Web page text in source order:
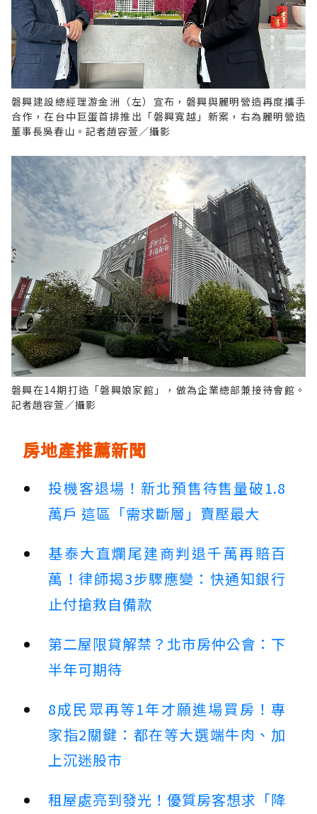
磐興建設總經理游金洲（左）宣布，磐興與麗明營造再度攜手
合作，在台中巨蛋首排推出「磐興寬越」新案，右為麗明營造
董事長吳春山。記者趙容萱／攝影
磐興在14期打造「磐興娘家館」，做為企業總部兼接待會館。
記者趙容萱／攝影
房地產推薦新聞
投機客退場！新北預售待售量破1.8
萬戶 這區「需求斷層」賣壓最大
基泰大直爛尾建商判退千萬再賠百
萬！律師揭3步驟應變：快通知銀行
止付搶救自備款
第二屋限貸解禁？北市房仲公會：下
半年可期待
8成民眾再等1年才願進場買房！專
家指2關鍵：都在等大選端牛肉、加
上沉迷股市
租屋處亮到發光！優質房客想求「降